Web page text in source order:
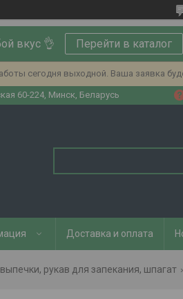
вкус 👌 Перейти в каталог
сегодня выходной. Ваша заявка
60-224, Минск, Беларусь
Доставка и оплата
рукав для запекания, шпагат